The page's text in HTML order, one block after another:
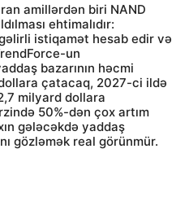
amillərdən biri NAND
ehtimalıdır:
istiqamət hesab edir və
un
bazarının həcmi
çatacaq, 2027-ci ildə
milyard dollara
50%-dən çox artım
gələcəkdə yaddaş
gözləmək real görünmür.